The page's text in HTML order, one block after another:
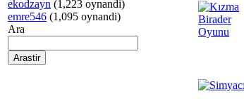
ekodzayn (1,223 oynandi)
emre546 (1,095 oynandi)
Ara